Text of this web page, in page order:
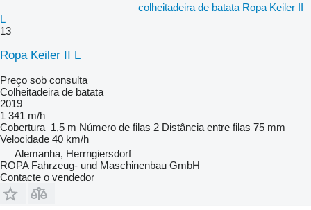
colheitadeira de batata Ropa Keiler II
L
13
Ropa Keiler II L
Preço sob consulta
Colheitadeira de batata
2019
1 341 m/h
Cobertura 1,5 m Número de filas 2 Distância entre filas 75 mm
Velocidade 40 km/h
Alemanha, Herrngiersdorf
ROPA Fahrzeug- und Maschinenbau GmbH
Contacte o vendedor